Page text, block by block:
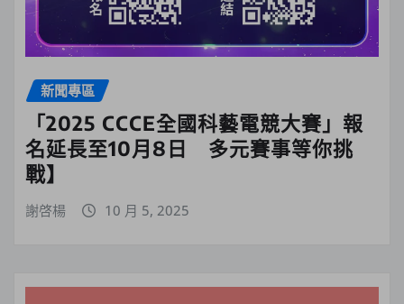
新聞專區
「2025 CCCE全國科藝電競大賽」報
名延長至10月8日 多元賽事等你挑
戰】
謝啓楊 10 月 5, 2025